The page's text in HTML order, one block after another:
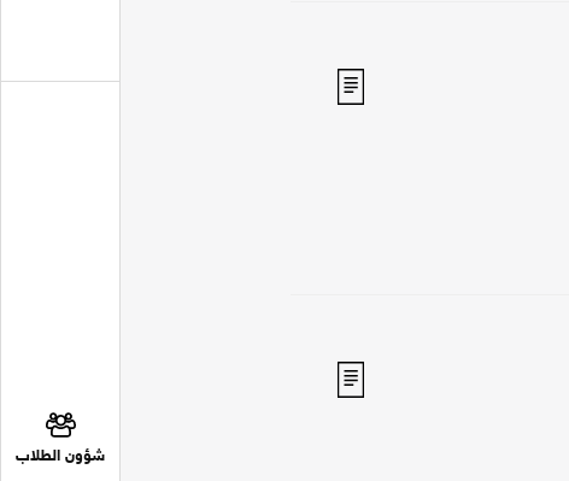
شؤون الطلاب